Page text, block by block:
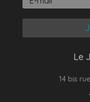
Le
14 bis